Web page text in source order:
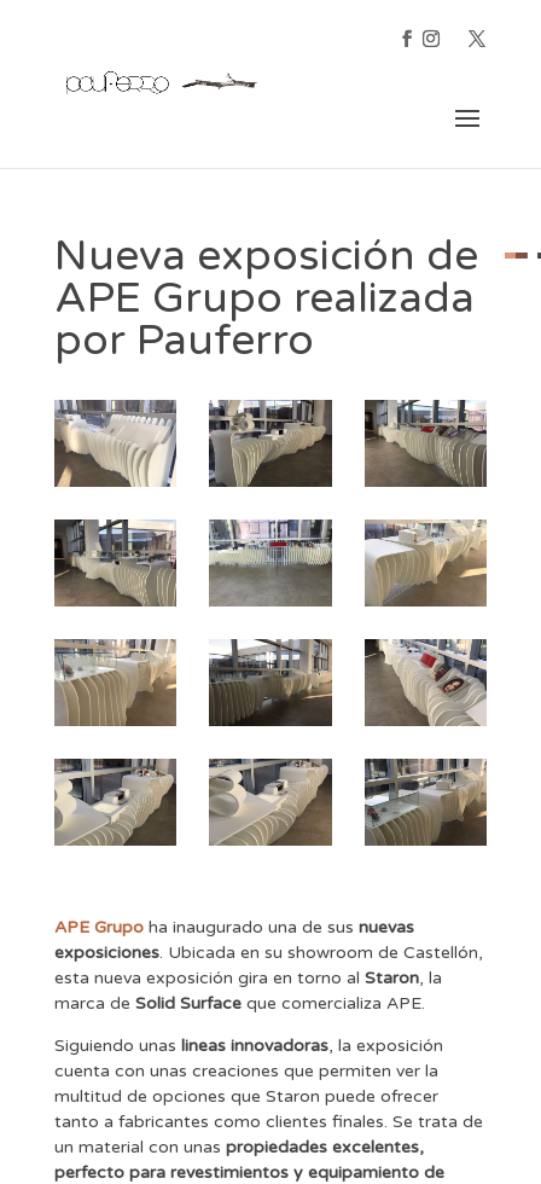
Nueva exposición de
APE Grupo realizada
por Pauferro
APE Grupoha inaugurado una de sus nuevas
exposiciones. Ubicada en su showroom de Castellón,
esta nueva exposición gira en torno al Staron, la
marca de Solid Surfaceque comercializa APE.
Siguiendo unas lineas innovadoras, la exposición
cuenta con unas creaciones que permiten ver la
multitud de opciones que Staron puede ofrecer
tanto a fabricantes como clientes finales. Se trata de
un material con unas propiedades excelentes,
perfecto para revestimientos y equipamiento de